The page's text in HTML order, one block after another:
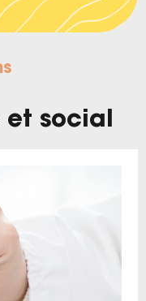
et social